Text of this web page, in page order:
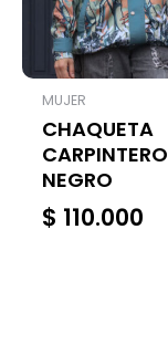
MUJER
CHAQUETA
CARPINTERO
NEGRO
$ 110.000